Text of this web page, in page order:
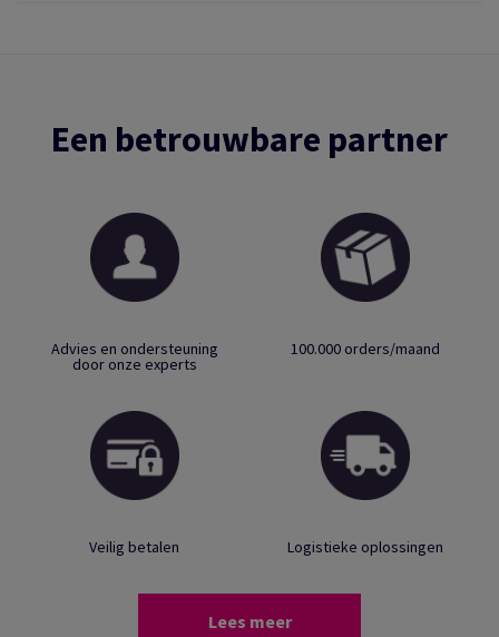
Een betrouwbare partner
Advies en ondersteuning
door onze experts
100.000 orders/maand
Veilig betalen Logistieke oplossingen
Lees meer